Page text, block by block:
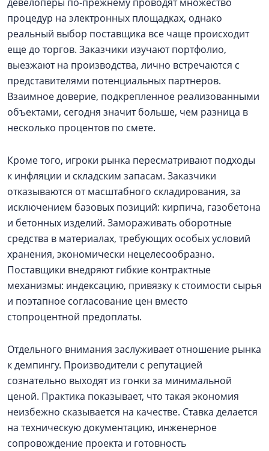
процедур на электронных площадках, однако
реальный выбор поставщика все чаще происходит
еще до торгов. Заказчики изучают портфолио,
выезжают на производства, лично встречаются с
представителями потенциальных партнеров.
Взаимное доверие, подкрепленное реализованными
объектами, сегодня значит больше, чем разница в
несколько процентов по смете.
Кроме того, игроки рынка пересматривают подходы
к инфляции и складским запасам. Заказчики
отказываются от масштабного складирования, за
исключением базовых позиций: кирпича, газобетона
и бетонных изделий. Замораживать оборотные
средства в материалах, требующих особых условий
хранения, экономически нецелесообразно.
Поставщики внедряют гибкие контрактные
механизмы: индексацию, привязку к стоимости сырья
и поэтапное согласование цен вместо
стопроцентной предоплаты.
Отдельного внимания заслуживает отношение рынка
к демпингу. Производители с репутацией
сознательно выходят из гонки за минимальной
ценой. Практика показывает, что такая экономия
неизбежно сказывается на качестве. Ставка делается
на техническую документацию, инженерное
сопровождение проекта и готовность